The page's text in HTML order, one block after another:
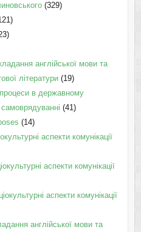
(329)
англійської мови та
літератури(19)
в державному
(41)
(14)
аспекти комунікації
аспекти комунікації
аспекти комунікації
англійської мови та